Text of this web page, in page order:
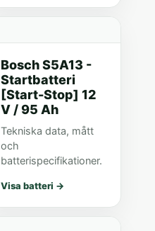
Bosch S5A13 -
Startbatteri
[Start-Stop] 12
V / 95 Ah
Tekniska data, mått
och
batterispecifikationer.
Visa batteri →